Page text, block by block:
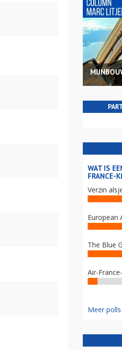
WAT IS
FRANCE-
Verzin
European
The Blue
Air-
Meer polls